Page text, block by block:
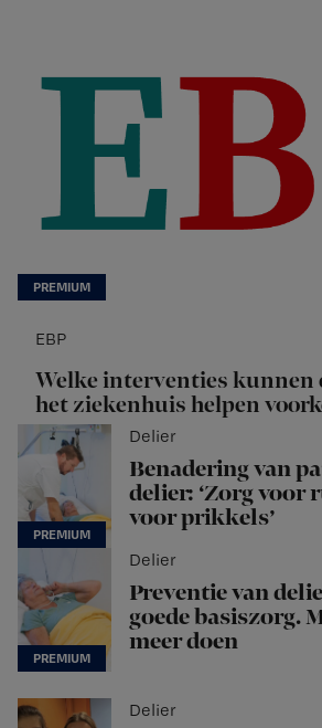
EBP
Welke interventies kunnen
het ziekenhuis helpen
Delier
Benadering van
delier: ‘Zorg voor
voor prikkels’
Delier
Preventie van
goede basiszorg.
meer doen
Delier